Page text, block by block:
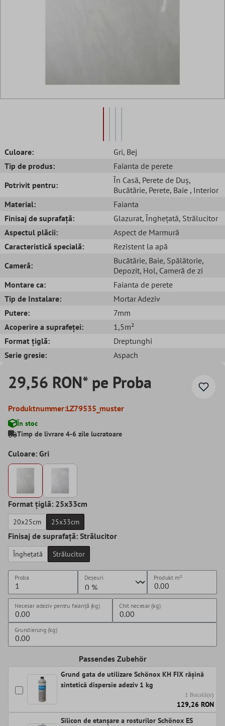
Culoare: Gri, Bej
Tip de produs:
Faianta de perete
Potrivit pentru:
În Casă, Perete de Duș,
Bucătărie, Perete, Baie , Interior
Material:
Faianta
Finisaj de suprafață:
Glazurat, Înghețată, Strălucitor
Aspectul plăcii:
Aspect de Marmură
Caracteristică specială:
Rezistent la apă
Cameră:
Bucătărie, Baie, Spălătorie,
Depozit, Hol, Cameră de zi
Montare ca:
Faianta de perete
Tip de Instalare:
Mortar Adeziv
Putere:
7mm
Acoperire a suprafeței:
1,5m²
Format țiglă:
Dreptunghi
Serie gresie:
Aspach
29,56 RON* pe Proba
Produktnummer:LZ79535_muster
În stoc
Timp de livrare 4-6 zile lucratoare
Culoare: Gri
Format țiglă: 25x33cm
20x25cm 25x33cm
Finisaj de suprafață: Strălucitor
Înghețată Strălucitor
Proba Deșeuri Produkt m²
Necesar adeziv pentru faianță (kg) Chit necesar (kg)
Grundierung (kg)
Passendes Zubehör
Grund gata de utilizare Schönox KH FIX rășină
sintetică dispersie adeziv 1 kg
1 Bucată(e)
129,26 RON
Silicon de etanșare a rosturilor Schönox ES